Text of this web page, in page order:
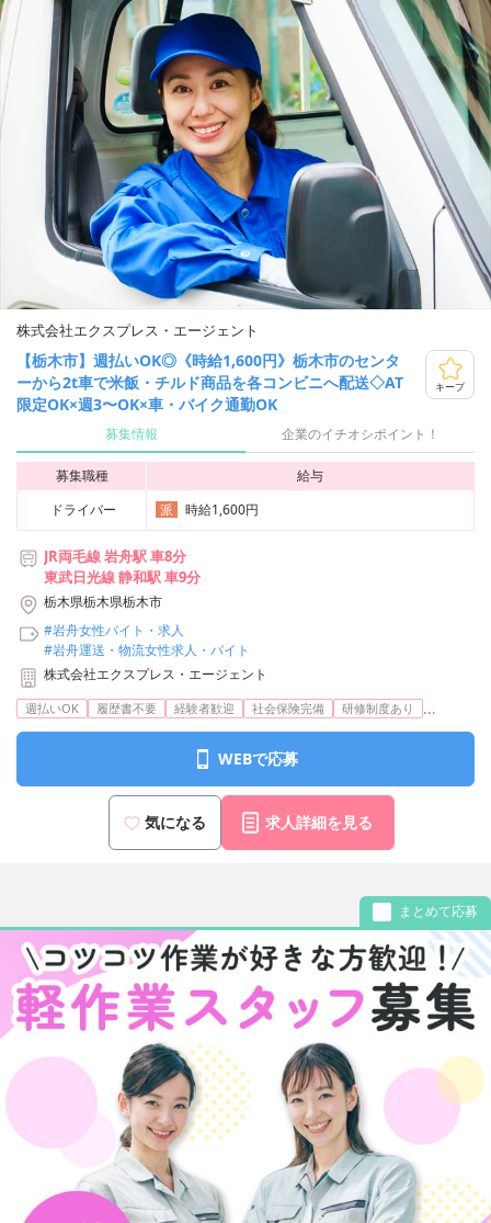
株式会社エクスプレス・エージェント
【栃木市】週払いOK◎《時給1,600円》栃木市のセンタ
ーから2t車で米飯・チルド商品を各コンビニへ配送◇AT
限定OK×週3〜OK×車・バイク通勤OK
キープ
募集情報 企業のイチオシポイント！
募集職種
給与
ドライバー
派 時給1,600円
JR両毛線 岩舟駅 車8分
東武日光線 静和駅 車9分
栃木県栃木県栃木市
#岩舟女性バイト・求人
#岩舟運送・物流女性求人・バイト
株式会社エクスプレス・エージェント
週払いOK 履歴書不要 経験者歓迎 社会保険完備 研修制度あり ...
WEBで応募
気になる 求人詳細を見る
まとめて応募